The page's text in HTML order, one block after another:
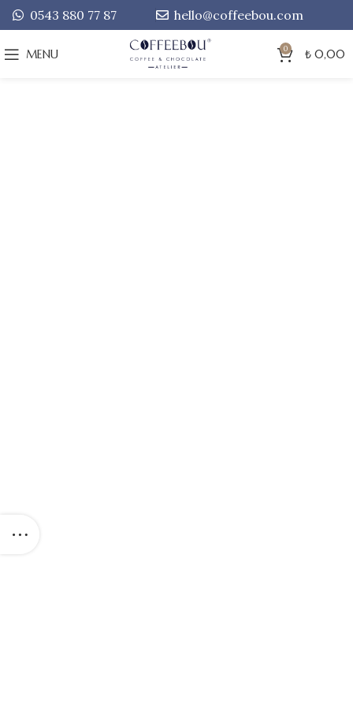
0543 880 77 87 hello@coffeebou.com
MENU 0 ₺ 0,00